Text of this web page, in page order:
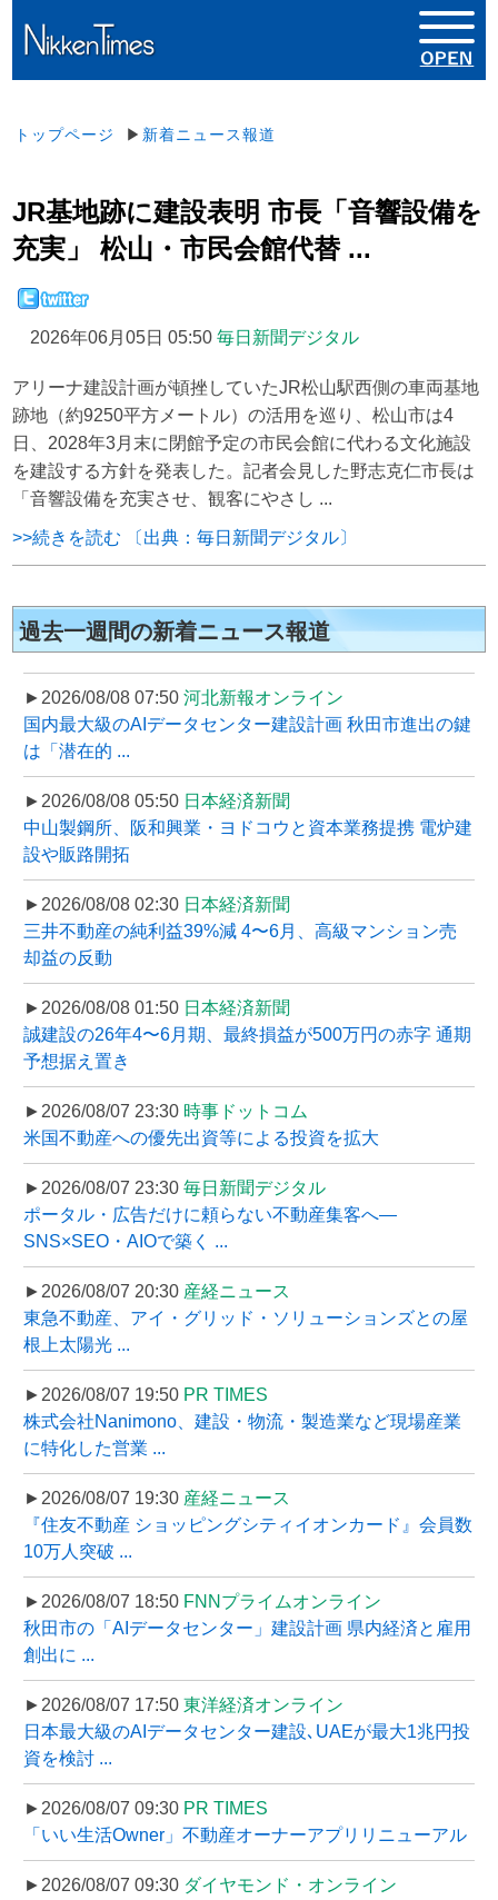
トップページ ▶ 新着ニュース報道
JR基地跡に建設表明 市長「音響設備を
充実」 松山・市民会館代替 ...
2026年06月05日 05:50 毎日新聞デジタル
アリーナ建設計画が頓挫していたJR松山駅西側の車両基地
跡地（約9250平方メートル）の活用を巡り、松山市は4
日、2028年3月末に閉館予定の市民会館に代わる文化施設
を建設する方針を発表した。記者会見した野志克仁市長は
「音響設備を充実させ、観客にやさし ...
>>続きを読む 〔出典：毎日新聞デジタル〕
過去一週間の新着ニュース報道
►2026/08/08 07:50 河北新報オンライン
国内最大級のAIデータセンター建設計画 秋田市進出の鍵
は「潜在的 ...
►2026/08/08 05:50 日本経済新聞
中山製鋼所、阪和興業・ヨドコウと資本業務提携 電炉建
設や販路開拓
►2026/08/08 02:30 日本経済新聞
三井不動産の純利益39%減 4〜6月、高級マンション売
却益の反動
►2026/08/08 01:50 日本経済新聞
誠建設の26年4〜6月期、最終損益が500万円の赤字 通期
予想据え置き
►2026/08/07 23:30 時事ドットコム
米国不動産への優先出資等による投資を拡大
►2026/08/07 23:30 毎日新聞デジタル
ポータル・広告だけに頼らない不動産集客へ―
SNS×SEO・AIOで築く ...
►2026/08/07 20:30 産経ニュース
東急不動産、アイ・グリッド・ソリューションズとの屋
根上太陽光 ...
►2026/08/07 19:50 PR TIMES
株式会社Nanimono、建設・物流・製造業など現場産業
に特化した営業 ...
►2026/08/07 19:30 産経ニュース
『住友不動産 ショッピングシティイオンカード』会員数
10万人突破 ...
►2026/08/07 18:50 FNNプライムオンライン
秋田市の「AIデータセンター」建設計画 県内経済と雇用
創出に ...
►2026/08/07 17:50 東洋経済オンライン
日本最大級のAIデータセンター建設､UAEが最大1兆円投
資を検討 ...
►2026/08/07 09:30 PR TIMES
「いい生活Owner」不動産オーナーアプリリニューアル
►2026/08/07 09:30 ダイヤモンド・オンライン